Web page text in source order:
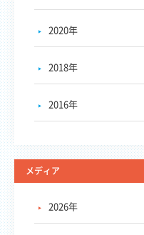
2020年
2018年
2016年
メディア
2026年